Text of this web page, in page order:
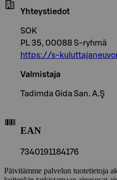
Yhteystiedot
SOK
PL 35, 00088 S-ryhmä
https://s-
Valmistaja
Tadimda Gida San. A.Ş
EAN
7340191184176
Päivitämme palvelun tuotetietoja